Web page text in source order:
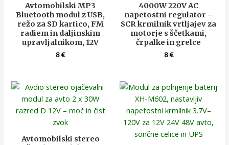
Avtomobilski MP3
Bluetooth modul z USB,
režo za SD kartico, FM
radiem in daljinskim
upravljalnikom, 12V
8€
4000W 220V AC
napetostni regulator –
SCR krmilnik vrtljajev za
motorje s ščetkami,
črpalke in grelce
8€
Avtomobilski stereo